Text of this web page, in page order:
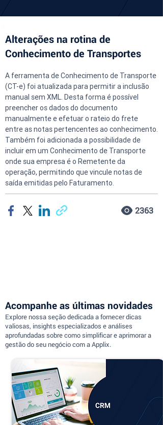
Alterações na rotina de
Conhecimento de Transportes
A ferramenta de Conhecimento de Transporte
(CT-e) foi atualizada para permitir a inclusão
manual sem XML. Desta forma é possível
preencher os dados do documento
manualmente e efetuar o rateio do frete
entre as notas pertencentes ao conhecimento.
Também foi adicionada a possibilidade de
incluir em um Conhecimento de Transporte
onde sua empresa é o Remetente da
operação, permitindo que vincule notas de
saída emitidas pelo Faturamento.
2363
Acompanhe as últimas novidades
Explore nossa seção dedicada a fornecer dicas
valiosas, insights especializados e análises
aprofundadas sobre como simplificar e aprimorar a
gestão do seu negócio com a Applix.